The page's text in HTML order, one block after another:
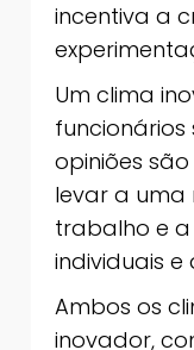
incentiva a
Um clima
funcionários
opiniões
levar a uma
trabalho e a
individuais e
Ambos os
inovador,